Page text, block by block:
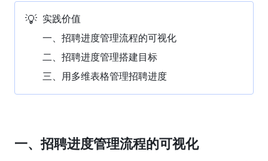
💡 实践价值
一、招聘进度管理流程的可视化
二、招聘进度管理搭建目标
三、用多维表格管理招聘进度
一、招聘进度管理流程的可视化